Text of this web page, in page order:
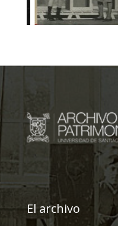
El archivo